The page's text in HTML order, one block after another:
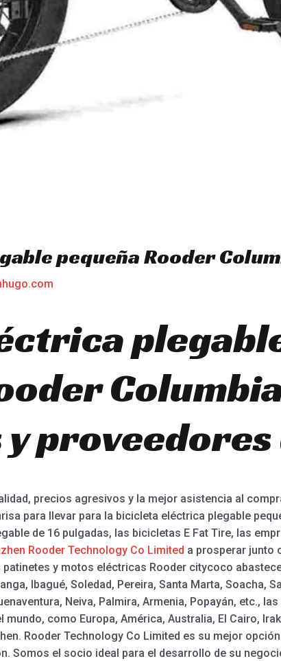
pequeña Rooder
proveedores
precios agresivos y la mejor asistencia al
para llevar para la bicicleta eléctrica plegable
de 16 pulgadas, las bicicletas E Fat Tire, las
Rooder Technology Co Limited a prosperar junto
y motos eléctricas Rooder citycoco
Ibagué, Soledad, Pereira, Santa Marta, Soacha,
Neiva, Palmira, Armenia, Popayán, etc.,
como Europa, América, Australia, El Cairo,
Rooder Technology Co Limited es su mejor
Somos el socio ideal para el desarrollo de su